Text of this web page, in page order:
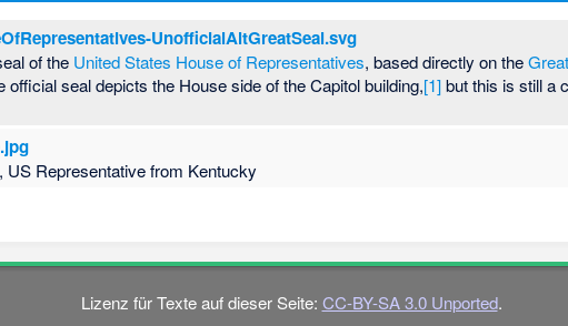
UnofficialAltGreatSeal.svg
of the United States House of Representatives, based directly on the
official seal depicts the House side of the Capitol building,[1]but this is still a
, US Representative from Kentucky
Lizenz für Texte auf dieser Seite: CC-BY-SA 3.0 Unported.